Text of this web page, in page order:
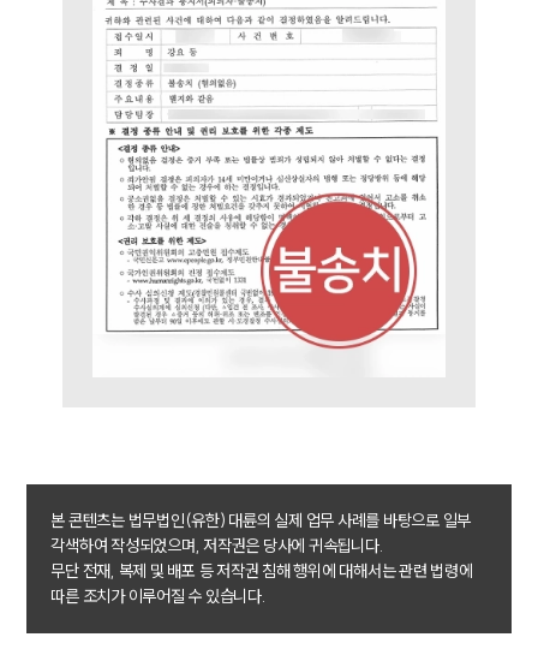
AI대륜
업무사례
주요 업무사례
사례분석/최신동향
법률정보
법률지식인
고객후기
업무분야
성범죄전문변호사
소식/자료
본 콘텐츠는 법무법인(유한) 대륜의 실제 업무 사례를 바탕으로 일부
각색하여 작성되었으며, 저작권은 당사에 귀속됩니다.
무단 전재, 복제 및 배포 등 저작권 침해 행위에 대해서는 관련 법령에
따른 조치가 이루어질 수 있습니다.